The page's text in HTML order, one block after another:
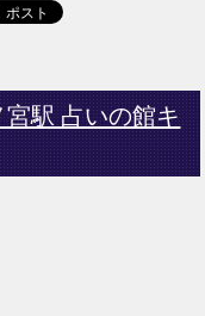
駅 占いの館キ